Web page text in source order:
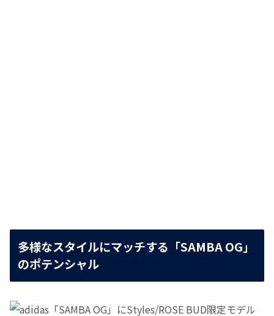
多様なスタイルにマッチする「SAMBA OG」
のポテンシャル